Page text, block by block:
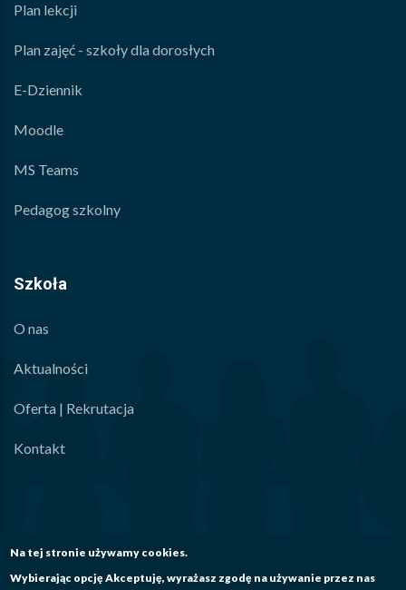
Plan lekcji
Plan zajęć - szkoły dla dorosłych
E-Dziennik
Moodle
MS Teams
Pedagog szkolny
Szkoła
O nas
Aktualności
Oferta | Rekrutacja
Kontakt
Na tej stronie używamy cookies.
Wybierając opcję Akceptuję, wyrażasz zgodę na używanie przez nas